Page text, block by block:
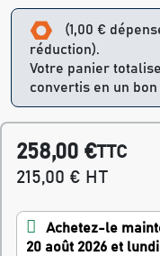
(1,00 €
réduction).
Votre panier
convertis en un bon
258,00 €TTC
215,00 € HT
Achetez-le
20 août 2026 et